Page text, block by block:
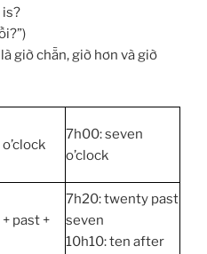
is?
giờ chẵn, giờ hơn và giờ
7h00: seven
o’clock
past +
7h20: twenty past
seven
10h10: ten after